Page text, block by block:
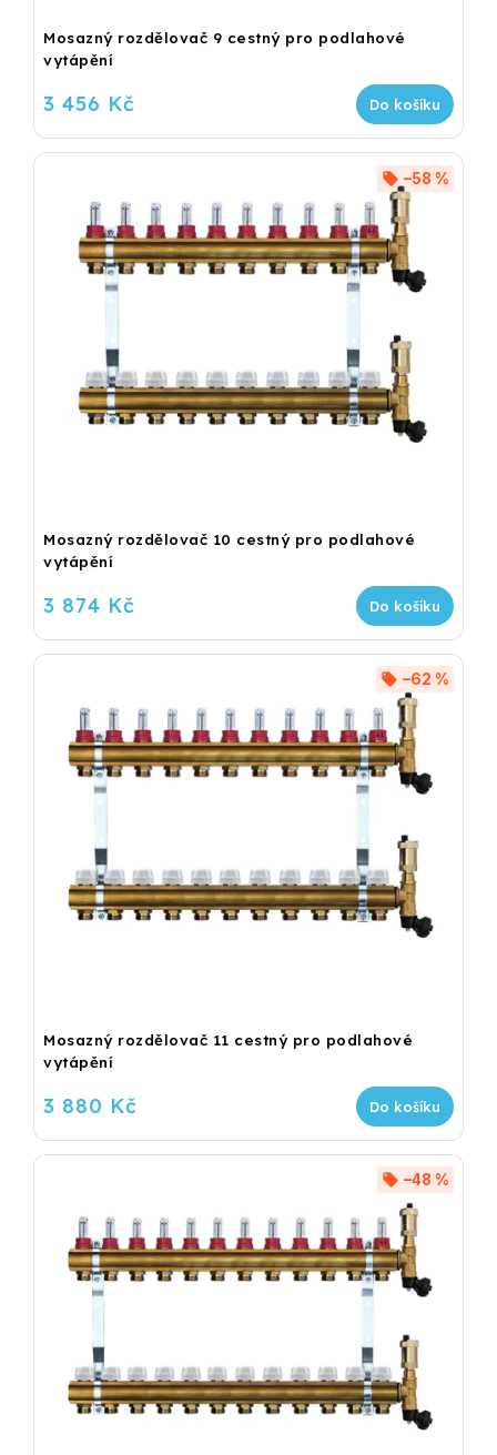
Mosazný rozdělovač 9 cestný pro podlahové
vytápění
3 456 Kč Do košíku
Mosazný rozdělovač 10 cestný pro podlahové
vytápění
–58 %
3 874 Kč Do košíku
Mosazný rozdělovač 11 cestný pro podlahové
vytápění
–62 %
3 880 Kč Do košíku
–48 %